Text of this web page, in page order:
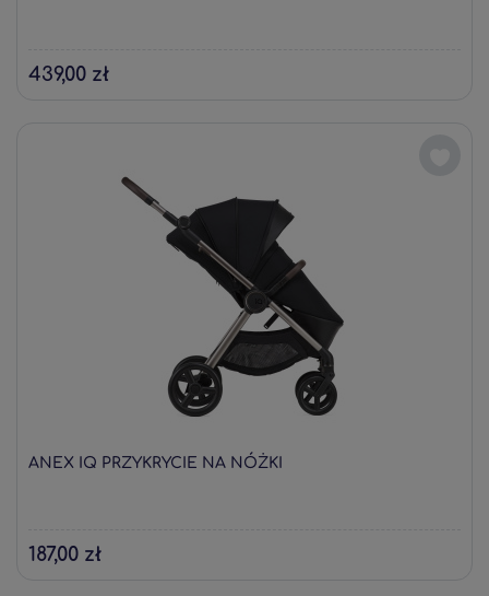
439,00 zł
ANEX IQ PRZYKRYCIE NA NÓŻKI
187,00 zł